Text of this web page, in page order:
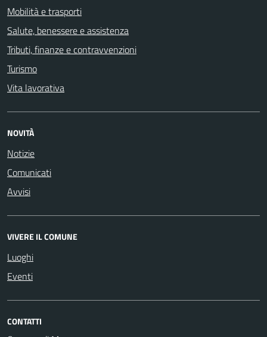
Mobilità e trasporti
Salute, benessere e assistenza
Tributi, finanze e contravvenzioni
Turismo
Vita lavorativa
NOVITÀ
Notizie
Comunicati
Avvisi
VIVERE IL COMUNE
Luoghi
Eventi
CONTATTI